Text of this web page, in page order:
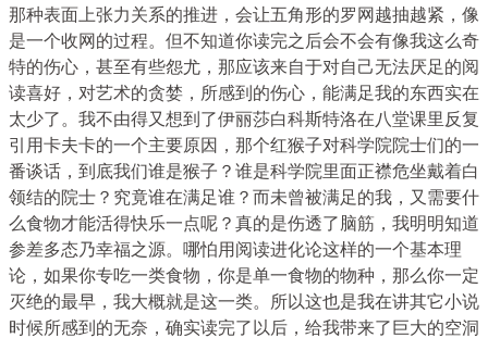
那种表面上张力关系的推进，会让五角形的罗网越抽越紧，像
是一个收网的过程。但不知道你读完之后会不会有像我这么奇
特的伤心，甚至有些怨尤，那应该来自于对自己无法厌足的阅
读喜好，对艺术的贪婪，所感到的伤心，能满足我的东西实在
太少了。我不由得又想到了伊丽莎白科斯特洛在八堂课里反复
引用卡夫卡的一个主要原因，那个红猴子对科学院院士们的一
番谈话，到底我们谁是猴子？谁是科学院里面正襟危坐戴着白
领结的院士？究竟谁在满足谁？而未曾被满足的我，又需要什
么食物才能活得快乐一点呢？真的是伤透了脑筋，我明明知道
参差多态乃幸福之源。哪怕用阅读进化论这样的一个基本理
论，如果你专吃一类食物，你是单一食物的物种，那么你一定
灭绝的最早，我大概就是这一类。所以这也是我在讲其它小说
时候所感到的无奈，确实读完了以后，给我带来了巨大的空洞